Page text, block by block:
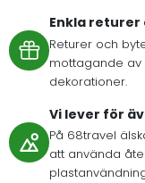
Enkla returer
Returer och
mottagande av
dekorationer.
Vi lever för
På 68travel
att använda